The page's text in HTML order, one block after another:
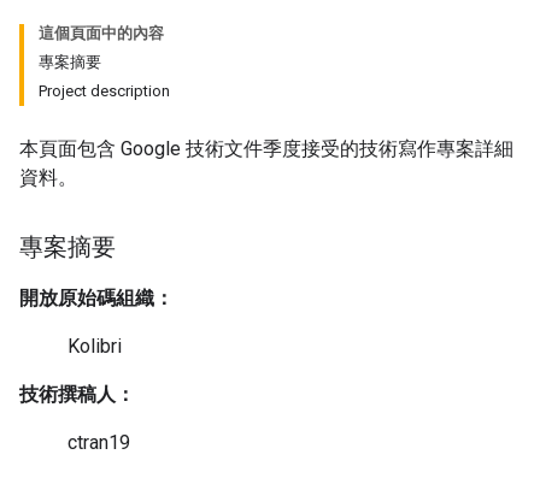
這個頁面中的內容
專案摘要
Project description
本頁面包含 Google 技術文件季度接受的技術寫作專案詳細
資料。
專案摘要
開放原始碼組織：
Kolibri
技術撰稿人：
ctran19